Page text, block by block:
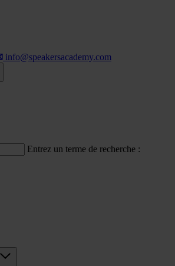
info@speakersacademy.com
Entrez un terme de recherche :